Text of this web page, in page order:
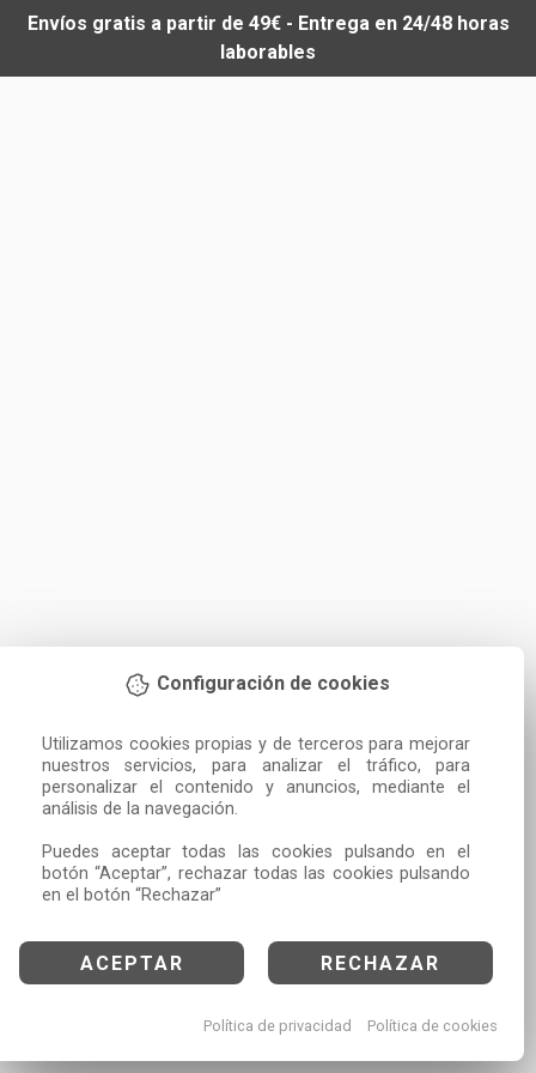
Configuración de cookies
Utilizamos cookies propias y de terceros para mejorar
nuestros servicios, para analizar el tráfico, para
personalizar el contenido y anuncios, mediante el
análisis de la navegación.
Puedes aceptar todas las cookies pulsando en el
botón “Aceptar”, rechazar todas las cookies pulsando
en el botón “Rechazar”
ACEPTAR RECHAZAR
Política de privacidad Política de cookies
Envíos gratis a partir de 49€ - Entrega en 24/48 horas
laborables